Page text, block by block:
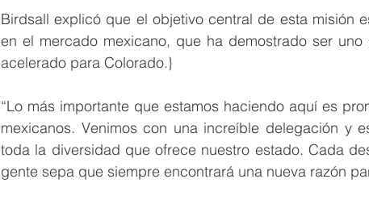
Birdsall explicó que el objetivo central de esta misión
en el mercado mexicano, que ha demostrado ser
acelerado para Colorado.}
“Lo más importante que estamos haciendo aquí es
mexicanos. Venimos con una increíble delegación y
toda la diversidad que ofrece nuestro estado. Cada
gente sepa que siempre encontrará una nueva razón